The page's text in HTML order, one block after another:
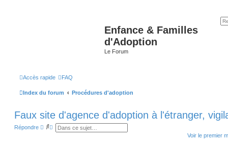
Enfance & Familles
d'Adoption
Le Forum
Accès rapide FAQ
Index du forum Procédures d'adoption
Faux site d'agence d'adoption à l'étranger,
Répondre
R R
Voir le premier